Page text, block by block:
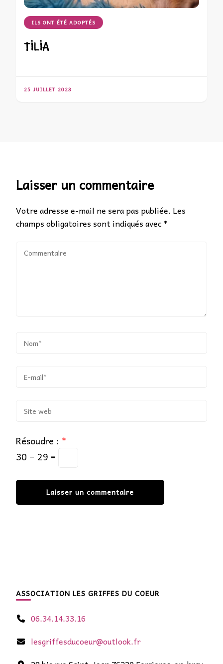
ILS ONT ÉTÉ ADOPTÉS
TILIA
25 JUILLET 2023
Laisser un commentaire
Votre adresse e-mail ne sera pas publiée. Les
champs obligatoires sont indiqués avec*
Résoudre : *
30 − 29 =
ASSOCIATION LES GRIFFES DU COEUR
06.34.14.33.16
lesgriffesducoeur@outlook.fr